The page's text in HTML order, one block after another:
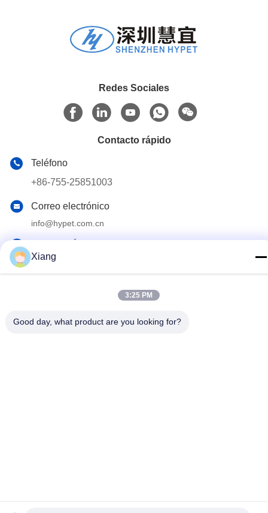
Redes Sociales
Contacto rápido
Teléfono
+86-755-25851003
Correo electrónico
info@hypet.com.cn
Habitación 2205 del edificio 4 de la calle BAGUA,
Shenzhen, China.
China buena calidad Máquina plástica del extrusor Proveedor.
Xiang
3:25 PM
Good day, what product are you looking for?